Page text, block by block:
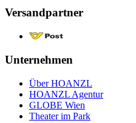
Versandpartner
Unternehmen
Über HOANZL
HOANZL Agentur
GLOBE Wien
Theater im Park